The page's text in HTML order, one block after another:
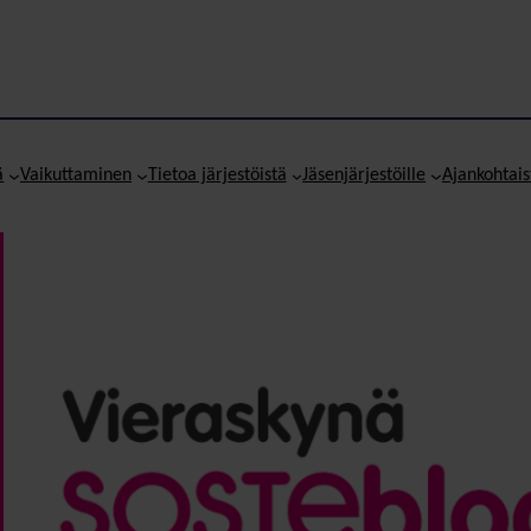
Vaikuttaminen Tietoa järjestöistä Jäsenjärjestöille